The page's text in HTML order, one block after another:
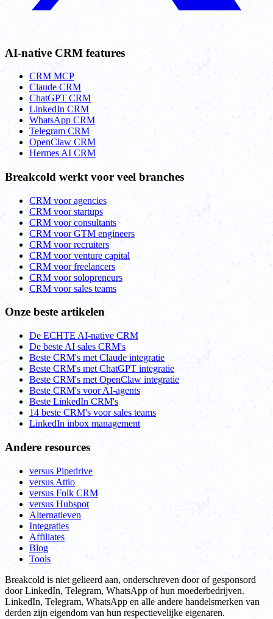
AI-native CRM features
CRM MCP
Claude CRM
ChatGPT CRM
LinkedIn CRM
WhatsApp CRM
Telegram CRM
OpenClaw CRM
Hermes AI CRM
Breakcold werkt voor veel branches
CRM voor agencies
CRM voor startups
CRM voor consultants
CRM voor GTM engineers
CRM voor recruiters
CRM voor venture capital
CRM voor freelancers
CRM voor solopreneurs
CRM voor sales teams
Onze beste artikelen
De ECHTE AI-native CRM
De beste AI sales CRM's
Beste CRM's met Claude integratie
Beste CRM's met ChatGPT integratie
Beste CRM's met OpenClaw integratie
Beste CRM's voor AI-agents
Beste LinkedIn CRM's
14 beste CRM's voor sales teams
LinkedIn inbox management
Andere resources
versus Pipedrive
versus Attio
versus Folk CRM
versus Hubspot
Alternatieven
Integraties
Affiliates
Blog
Tools
Breakcold is niet gelieerd aan, onderschreven door of gesponsord
door LinkedIn, Telegram, WhatsApp of hun moederbedrijven.
LinkedIn, Telegram, WhatsApp en alle andere handelsmerken van
derden zijn eigendom van hun respectievelijke eigenaren.